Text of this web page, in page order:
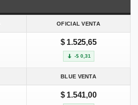
OFICIAL VENTA
$ 1.525,65
-$ 0,31
BLUE VENTA
$ 1.541,00